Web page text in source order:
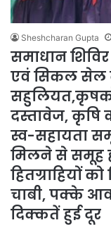
Sheshcharan Gupta
समाधान
एवं सिकल सेल
दस्तावेज, कृषि
स्व-सहायता
मिलने से समूह
हितग्राहियों
चाबी, पक्के
दिक्कतें हुई दूर